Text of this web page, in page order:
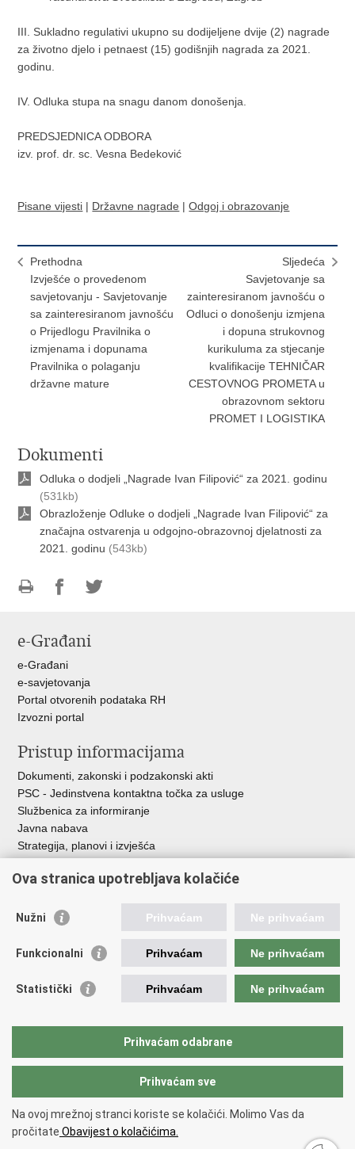
III. Sukladno regulativi ukupno su dodijeljene dvije (2) nagrade
za životno djelo i petnaest (15) godišnjih nagrada za 2021.
godinu.
IV. Odluka stupa na snagu danom donošenja.
PREDSJEDNICA ODBORA
izv. prof. dr. sc. Vesna Bedeković
Pisane vijesti | Državne nagrade |Odgoj i obrazovanje
Prethodna
Izvješće o provedenom
savjetovanju - Savjetovanje
sa zainteresiranom javnošću
o Prijedlogu Pravilnika o
izmjenama i dopunama
Pravilnika o polaganju
državne mature
Sljedeća
Savjetovanje sa
zainteresiranom javnošću o
Odluci o donošenju izmjena
i dopuna strukovnog
kurikuluma za stjecanje
kvalifikacije TEHNIČAR
CESTOVNOG PROMETA u
obrazovnom sektoru
PROMET I LOGISTIKA
Dokumenti
Odluka o dodjeli „Nagrade Ivan Filipović“ za 2021. godinu
(531kb)
Obrazloženje Odluke o dodjeli „Nagrade Ivan Filipović“ za
značajna ostvarenja u odgojno-obrazovnoj djelatnosti za
2021. godinu (543kb)
FacebookuTwitteru
e-Građani
e-Građani
e-savjetovanja
Portal otvorenih podataka RH
Izvozni portal
Pristup informacijama
Dokumenti, zakonski i podzakonski akti
PSC - Jedinstvena kontaktna točka za usluge
Službenica za informiranje
Javna nabava
Strategija, planovi i izvješća
Korisne poveznice
Vlada RH
ASOO
CARNET
Copyright © 2026 Ministarstvo znanosti, obrazovanja i mladih.
korištenjaIzjava o pristupačnosti
Ova stranica upotrebljava kolačiće
Nužni Prihvaćam Ne prihvaćam
Funkcionalni Prihvaćam Ne prihvaćam
Statistički Prihvaćam Ne prihvaćam
Prihvaćam odabrane
Prihvaćam sve
Na ovoj mrežnoj stranci koriste se kolačići. Molimo Vas da
pročitate Obavijest o kolačićima.